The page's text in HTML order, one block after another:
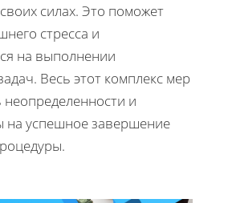
силах. Это поможет
стресса и
на выполнении
Весь этот комплекс мер
неопределенности и
на успешное завершение